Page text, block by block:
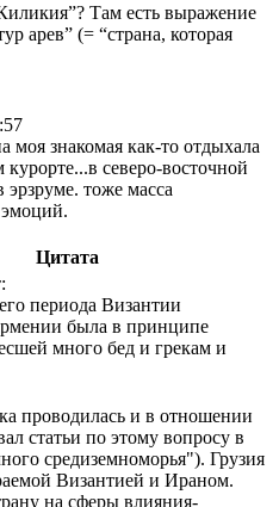
Tам есть выражение
арев” (= “страна, которая
моя знакомая как-то отдыхала
северо-восточной
тоже масса
Цитата
периода Византии
была в принципе
много бед и грекам и
проводилась и в отношении
статьи по этому вопросу в
средиземноморья"). Грузия
Византией и Ираном.
на сферы влияния-